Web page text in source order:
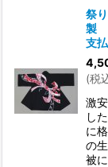
祭
製
支
(税
激
し
に
の
被